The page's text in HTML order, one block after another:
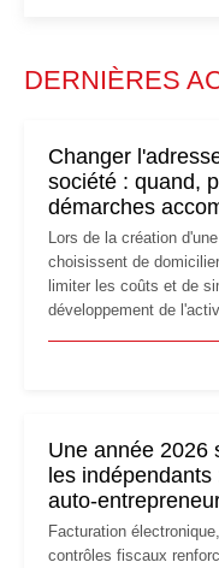
DERNIÈRES
Changer
société : quand,
démarches
Lors de la création
choisissent de
limiter les coûts et de
développement de
professionnels,
Une année 2026
les
auto-
Facturation
contrôles fiscaux